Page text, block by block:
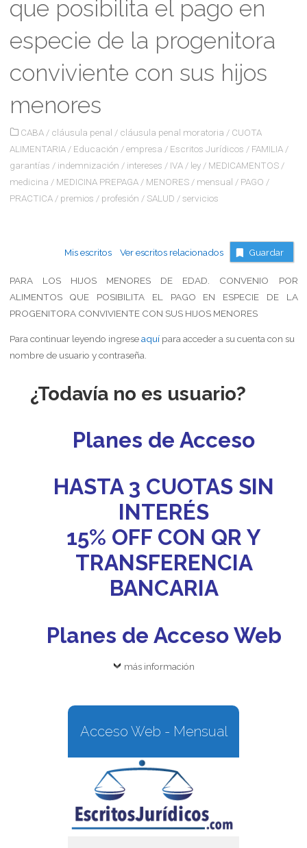
que posibilita el pago en
especie de la progenitora
conviviente con sus hijos
menores
CABA / cláusula penal / cláusula penal moratoria / CUOTA
ALIMENTARIA / Educación / empresa / Escritos Jurídicos / FAMILIA /
garantías / indemnización / intereses / IVA / ley / MEDICAMENTOS /
medicina / MEDICINA PREPAGA / MENORES / mensual / PAGO /
PRACTICA / premios / profesión / SALUD / servicios
Mis escritos Ver escritos relacionados Guardar
PARA LOS HIJOS MENORES DE EDAD. CONVENIO POR
ALIMENTOS QUE POSIBILITA EL PAGO EN ESPECIE DE LA
PROGENITORA CONVIVIENTE CON SUS HIJOS MENORES
Para continuar leyendo ingreseaquípara acceder a su cuenta con su
nombre de usuario y contraseña.
¿Todavía no es usuario?
Planes de Acceso
HASTA 3 CUOTAS SIN
INTERÉS
15% OFF CON QR Y
TRANSFERENCIA
BANCARIA
Planes de Acceso Web
más información
Acceso Web - Mensual